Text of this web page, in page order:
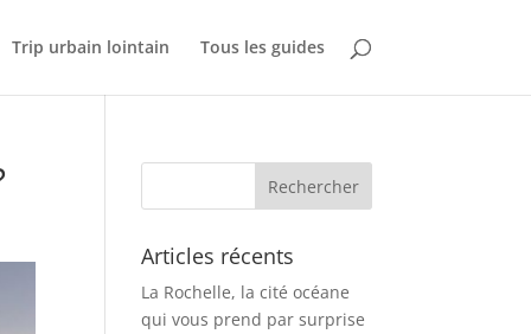
Trip urbain lointain Tous les guides
Articles récents
La Rochelle, la cité océane
qui vous prend par surprise